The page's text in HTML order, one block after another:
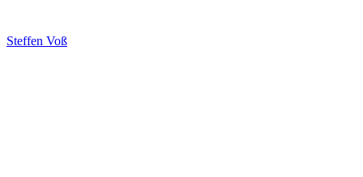
Steffen Voß